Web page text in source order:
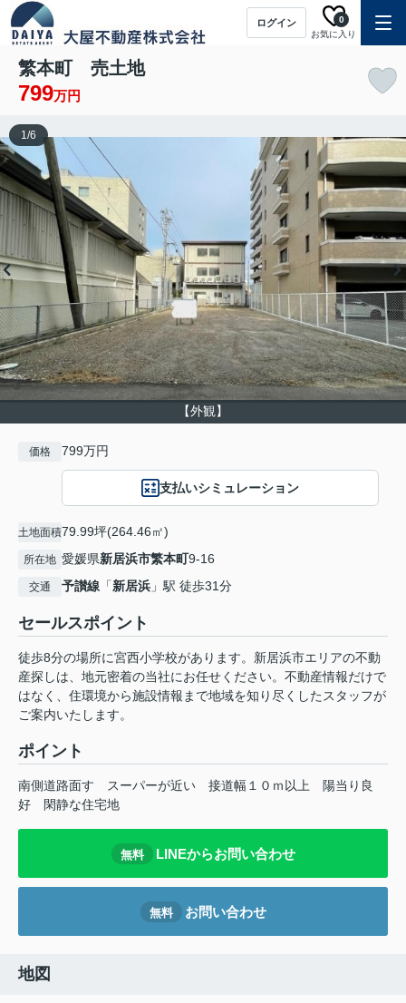
ログイン
お気に入り
0
繁本町 売土地
799万円
【外観】
1/6
価格 799万円
支払いシミュレーション
土地面積79.99坪(264.46㎡)
所在地 愛媛県新居浜市繁本町9-16
交通 予讃線 「新居浜 」駅 徒歩31分
セールスポイント
徒歩8分の場所に宮西小学校があります。新居浜市エリアの不動
産探しは、地元密着の当社にお任せください。不動産情報だけで
はなく、住環境から施設情報まで地域を知り尽くしたスタッフが
ご案内いたします。
ポイント
南側道路面す スーパーが近い 接道幅１０ｍ以上
陽当り良
好
閑静な住宅地
無料 LINEからお問い合わせ
無料 お問い合わせ
地図